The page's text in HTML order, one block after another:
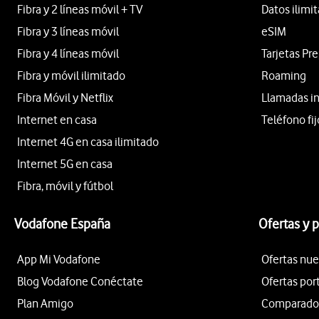
Fibra y 2 líneas móvil + TV
Fibra y 3 líneas móvil
Fibra y 4 líneas móvil
Fibra y móvil ilimitado
Fibra Móvil y Netflix
Internet en casa
Internet 4G en casa ilimitado
Internet 5G en casa
Fibra, móvil y fútbol
Datos
eSIM
Tarjetas
Roaming
Llamadas
Teléfono
Vodafone España
App Mi Vodafone
Blog Vodafone Conéctate
Plan Amigo
Ofertas y
Ofertas
Ofertas